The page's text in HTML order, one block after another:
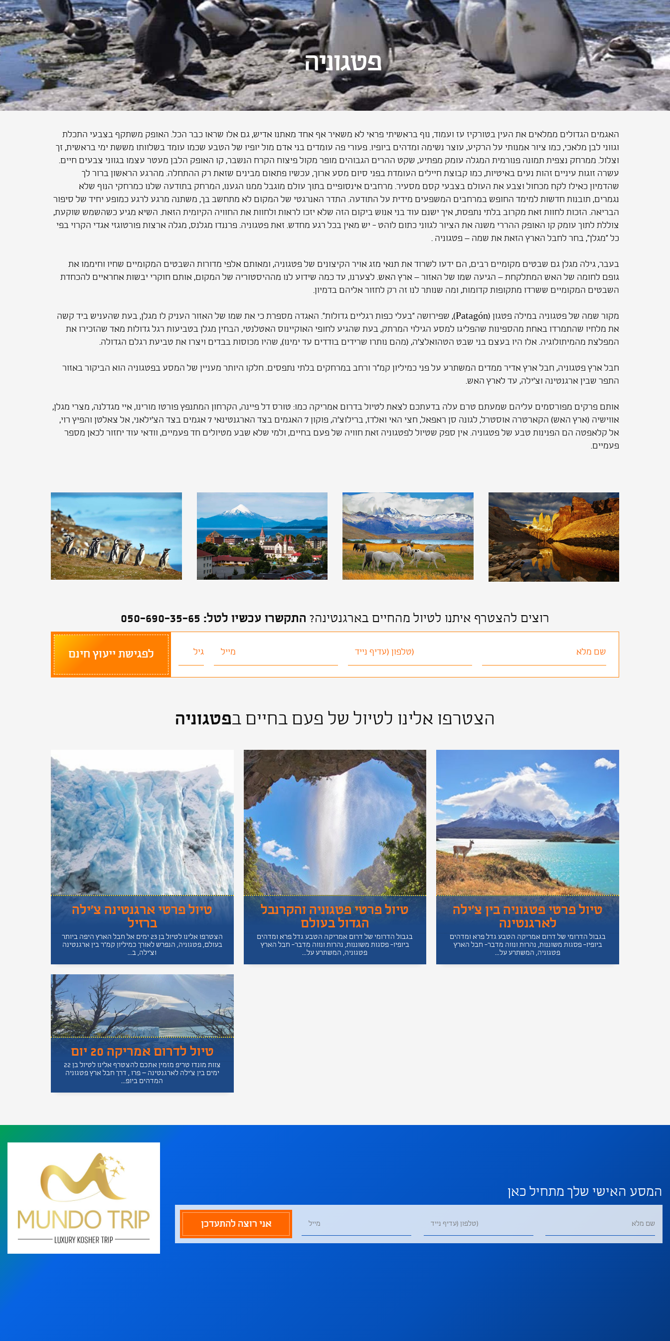
פטגוניה
האגמים הגדולים ממלאים את העין בטורקיז עז ועמוד, נוף בראשיתי פראי לא משאיר אף אחד מאתנו אדיש, גם אלו שראו כבר הכל. האופק משתקף בצבעי התכלת
וגווני לבן מלאכי, כמו ציור אמנותי על הרקיע, עוצר נשימה ומדהים ביופיו. פעורי פה עומדים בני אדם מול יופיו של הטבע שכמו עומד בשלוותו מששת ימי בראשית, זך
וצלול. ממרחק נצפית תמונה פנורמית המגלה עומק מפתיע, שקט ההרים הגבוהים מופר מקול פיצוח הקרח הנשבר, קו האופק הלבן מעטר עצמו בגווני צבעים חיים.
עשרה זוגות עיניים זהות נעים באיטיות, כמו קבוצת חיילים העומדת בפני סיום מסע ארוך, עכשיו פתאום מבינים שזאת רק ההתחלה. מהרגע הראשון ברור לך
שהדמיון כאילו לקח מכחול וצבע את העולם בצבעי קסם מסעיר. מרחבים אינסופיים בתוך עולם מוגבל ממנו הגענו, המרחק בתודעה שלנו כמרחקי הנוף שלא
נגמרים, תובנות חדשות למימד החופש במרחבים המשפעים מידית על התודעה. התדר האנרגטי של המקום לא מתחשב בך, משתנה מרגע לרגע כמופע יחיד של סיפור
הבריאה. הזכות לחוות זאת מקרוב בלתי נתפסת, איך ישנם עוד בני אנוש ביקום הזה שלא יזכו לראות ולחוות את החוויה הקיומית הזאת. השיא מגיע כשהשמש שוקעת,
צוללת לתוך עומק קו האופק ההררי משנה את הציור לגווני כתום לוהט - יש מאין בכל רגע מחדש. זאת פטגוניה. פרננדו מגלנס, מגלה ארצות פורטוגזי אגדי הקרוי בפי
כל "מגלן", בחר לחבל הארץ הזאת את שמה – פטגוניה .
בעבר, גילה מגלן גם שבטים מקומיים רבים, הם ידעו לשרוד את תנאי מזג אויר הקיצונים של פטגוניה, ומאותם אלפי מדורות השבטים המקומיים שחיו וחיממו את
גופם לחומה של האש המתלקחת – הגיעה שמו של האזור – ארץ האש. לצערנו, עד כמה שידוע לנו מההיסטוריה של המקום, אותם חוקרי יבשות אחראיים להכחדת
השבטים המקומיים ששרדו מתקופות קדומות, ומה שנותר לנו זה רק לחזור אליהם בדמיון.
מקור שמה של פטגוניה במילה פטגון (Patagón), שפירושה "בעלי כפות רגליים גדולות". האגדה מספרת כי את שמו של האזור העניק לו מגלן, בעת שהעניש ביד קשה
את מלחיו שהתמרדו באחת מהספינות שהפליגו למסע הגילוי המרתק, בעת שהגיע לחופי האוקיינוס האטלנטי, הבחין מגלן בטביעות רגל גדולות מאד שהזכירו את
המפלצת מהמיתולוגיה. אלו היו בעצם בני שבט הטהואלצ'ה, (מהם נותרו שרידים בודדים עד ימינו), שהיו מכוסות בבדים ויצרו את טביעת רגלם הגדולה.
חבל ארץ פטגוניה, חבל ארץ אדיר ממדים המשתרע על פני כמיליון קמ"ר ורחב במרחקים בלתי נתפסים. חלקו היותר מעניין של המסע בפטגוניה הוא הביקור באזור
התפר שבין ארגנטינה וצ'ילה, עד לארץ האש.
אותם פרקים מפורסמים עליהם שמעתם טרם עלה בדעתכם לצאת לטיול בדרום אמריקה כמו: טורס דל פיינה, הקרחון המתנפץ פורטו מורינו, איי מגדלנה, מצרי מגלן,
אווישיה (ארץ האש) הקארטרה אוסטרל, לגונה סן ראפאל, חצי האי ואלדז, ברילוצ'ה, פוקון 7 האגמים בצד הארגנטינאי 7 אגמים בצד הצ'ילאני, אל צאלטן והפיץ רוי,
אל קלאפטה הם הפנינות טבע של פטגוניה. אין ספק שטיול לפטגוניה זאת חוויה של פעם בחיים, ולמי שלא שבע מטיולים חד פעמיים, וודאי עוד יחזור לכאן מספר
פעמיים.
רוצים להצטרף איתנו לטיול מהחיים בארגנטינה? התקשרו עכשיו לטל: 050-690-35-65
הצטרפו אלינו לטיול של פעם בחיים בפטגוניה
טיול פרטי ארגנטינה צ'ילה
ברזיל
הצטרפו אלינו לטיול בן 23 ימים אל חבל הארץ היפה ביותר
בעולם, פטגוניה, הנפרש לאורך כמיליון קמ"ר בין ארגנטינה
וצ'ילה, ב...
טיול פרטי פטגוניה והקרנבל
הגדול בעולם
בגבול הדרומי של דרום אמריקה הטבע גדל פרא ומדהים
ביופיו- פסגות משוננות, נהרות ונווה מדבר- חבל הארץ
פטגוניה, המשתרע על...
טיול פרטי פטגוניה בין צ'ילה
לארגנטינה
בגבול הדרומי של דרום אמריקה הטבע גדל פרא ומדהים
ביופיו- פסגות משוננות, נהרות ונווה מדבר- חבל הארץ
פטגוניה, המשתרע על...
טיול לדרום אמריקה 20 יום
צוות מונדו טריפ מזמין אתכם להצטרף אלינו לטיול בן 22
ימים בין צ'ילה לארגנטינה – פרו , דרך חבל ארץ פטגוניה
המדהים ביופ...
המסע האישי שלך מתחיל כאן